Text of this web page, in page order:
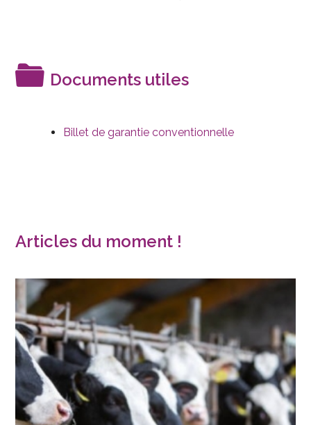
Documents utiles
Billet de garantie conventionnelle
Articles du moment !